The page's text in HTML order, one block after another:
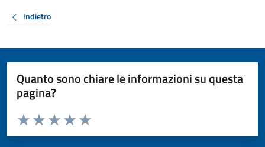
Indietro
Quanto sono chiare le informazioni su questa
pagina?
Valuta da 1 a 5 stelle la pagina
Valuta 5 stelle su 5
Valuta 4 stelle su 5
Valuta 3 stelle su 5
Valuta 2 stelle su 5
Valuta 1 stelle su 5